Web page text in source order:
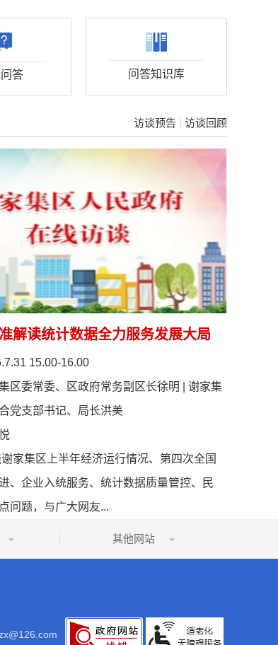
区科学技术局 区财政局
答 问答知识库
访谈预告 访谈回顾
解读统计数据全力服务发展大局
15.00-16.00
区委常委、区政府常务副区长徐明 | 谢家集
党支部书记、局长洪美
谢家集区上半年经济运行情况、第四次全国
、企业入统服务、统计数据质量管控、民
问题，与广大网友...
其他网站